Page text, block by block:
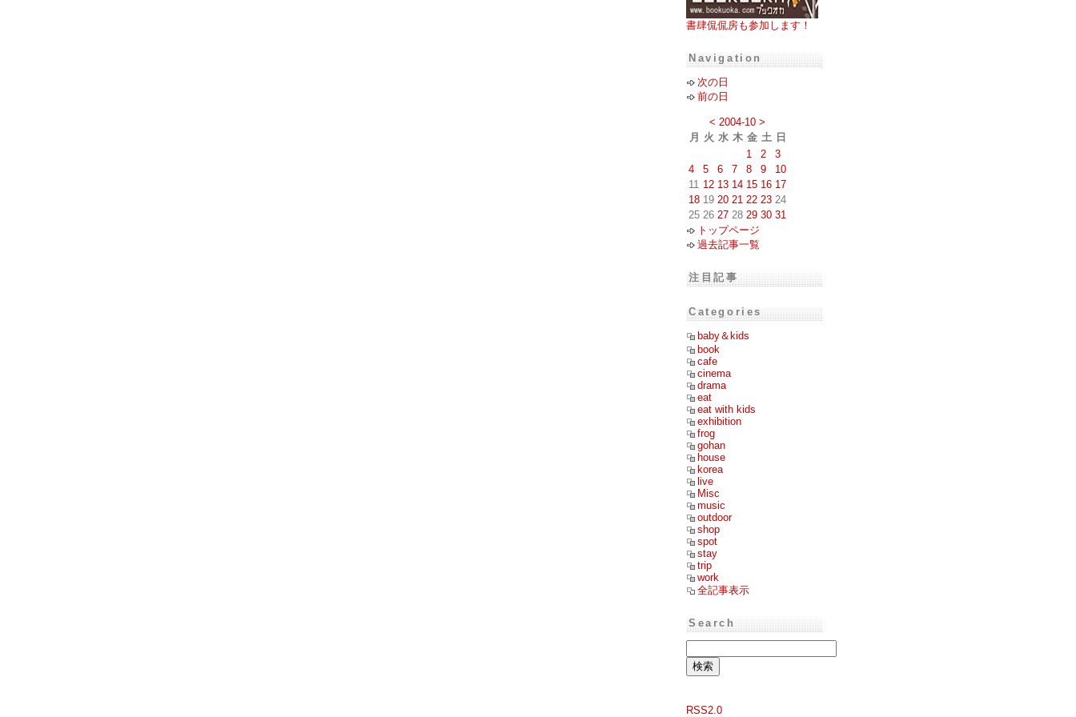
書肆侃侃房も参加します！
Navigation
次の日
前の日
< 2004-10 >
月
火 水 木 金 土 日
1
2
3
4
5 6 7 8 9
10
11 12 13 14 15 16 17
18 19 20 21 22 23 24
25 26 27 28 29 30 31
トップページ
過去記事一覧
注目記事
Categories
baby＆kids
book
cafe
cinema
drama
eat
eat with kids
exhibition
frog
gohan
house
korea
live
Misc
music
outdoor
shop
spot
stay
trip
work
全記事表示
Search
RSS2.0